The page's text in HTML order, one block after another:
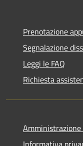
Prenotazione
Segnalazione
Leggi le FAQ
Richiesta